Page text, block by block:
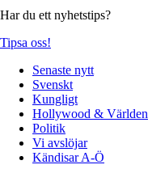
Har du ett nyhetstips?
Tipsa oss!
Senaste nytt
Svenskt
Kungligt
Hollywood & Världen
Politik
Vi avslöjar
Kändisar A-Ö